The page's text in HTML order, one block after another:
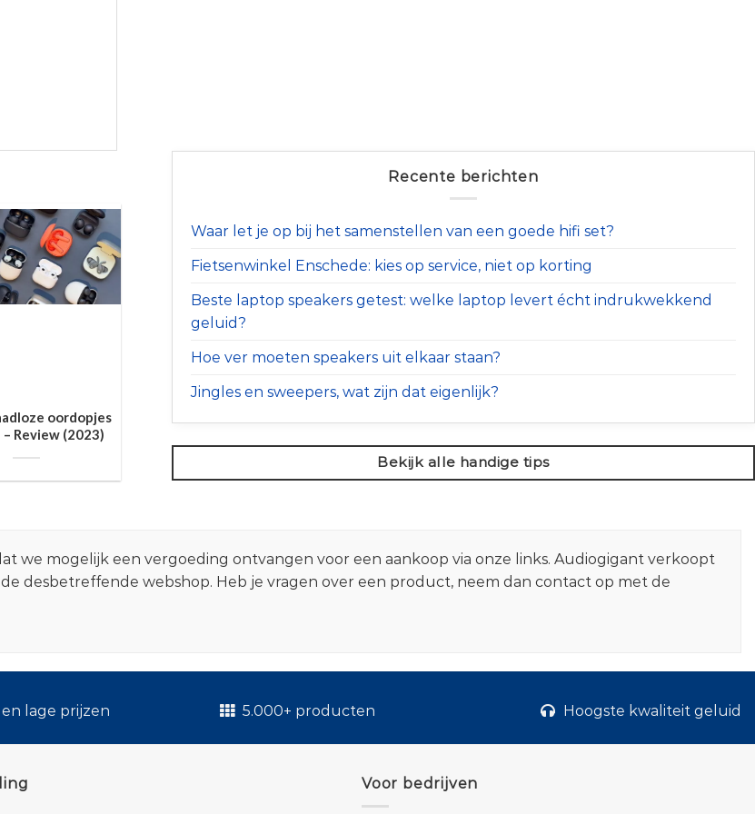
oordopjes
– Review (2023)
Recente berichten
Waar let je op bij het samenstellen van een goede hifi set?
Fietsenwinkel Enschede: kies op service, niet op korting
Beste laptop speakers getest: welke laptop levert écht indrukwekkend
geluid?
Hoe ver moeten speakers uit elkaar staan?
Jingles en sweepers, wat zijn dat eigenlijk?
Bekijk alle handige tips
we mogelijk een vergoeding ontvangen voor een aankoop via onze links. Audiogigant verkoopt
desbetreffende webshop. Heb je vragen over een product, neem dan contact op met de
lage prijzen 5.000+ producten Hoogste kwaliteit geluid
Voor bedrijven